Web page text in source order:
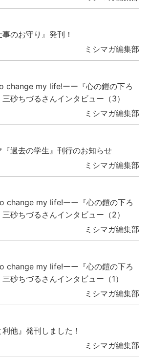
のお守り』発刊！
ミシマガ編集部
change my life!ーー『心の鎧の下ろ
砂ちづるさんインタビュー（3）
ミシマガ編集部
過去の学生』刊行のお知らせ
ミシマガ編集部
change my life!ーー『心の鎧の下ろ
砂ちづるさんインタビュー（2）
ミシマガ編集部
change my life!ーー『心の鎧の下ろ
砂ちづるさんインタビュー（1）
ミシマガ編集部
他』発刊しました！
ミシマガ編集部